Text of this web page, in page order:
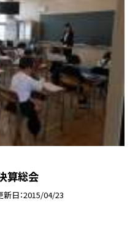
算総会
新日 2015/04/23